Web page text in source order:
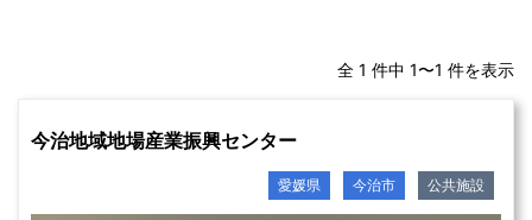
全 1 件中 1〜1 件を表示
今治地域地場産業振興センター
愛媛県 今治市 公共施設